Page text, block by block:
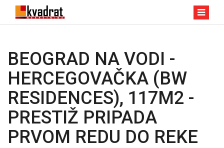
BEOGRAD NA VODI -
HERCEGOVAČKA (BW
RESIDENCES), 117M2 -
PRESTIŽ PRIPADA
PRVOM REDU DO REKE